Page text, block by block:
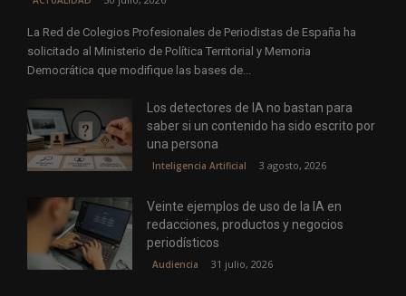
La Red de Colegios Profesionales de Periodistas de España ha
solicitado al Ministerio de Política Territorial y Memoria
Democrática que modifique las bases de...
Los detectores de IA no bastan para
saber si un contenido ha sido escrito por
una persona
Inteligencia Artificial 3 agosto, 2026
Veinte ejemplos de uso de la IA en
redacciones, productos y negocios
periodísticos
Audiencia 31 julio, 2026